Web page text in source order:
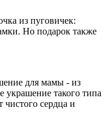
из пуговичек:
Но подарок также
для мамы - из
украшение такого типа
сердца и